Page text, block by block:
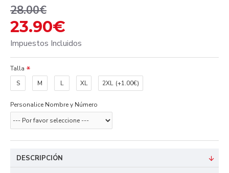
23.90€
28.00€
Impuestos Incluidos
Talla
S
M L XL 2XL (+1.00€)
Personalice Nombre y Número
DESCRIPCIÓN